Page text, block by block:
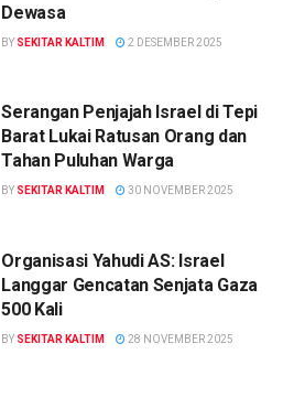
Dewasa
BY SEKITAR KALTIM 2 DESEMBER 2025
Serangan Penjajah Israel di Tepi
Barat Lukai Ratusan Orang dan
Tahan Puluhan Warga
BY SEKITAR KALTIM 30 NOVEMBER 2025
Organisasi Yahudi AS: Israel
Langgar Gencatan Senjata Gaza
500 Kali
BY SEKITAR KALTIM 28 NOVEMBER 2025